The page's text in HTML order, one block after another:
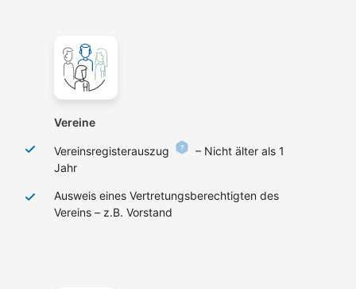
Vereine
Vereinsregisterauszug
– Nicht älter als 1
Jahr
Ausweis eines Vertretungsberechtigten des
Vereins – z.B. Vorstand